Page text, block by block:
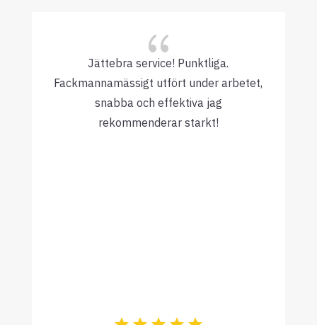
{
Jättebra service! Punktliga.
Fackmannamässigt utfört under arbetet,
snabba och effektiva jag
rekommenderar starkt!